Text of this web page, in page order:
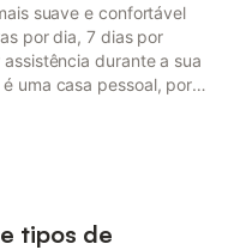
suave e confortável
por dia, 7 dias por
durante a sua
uma casa pessoal, por
de transportes
tipos de